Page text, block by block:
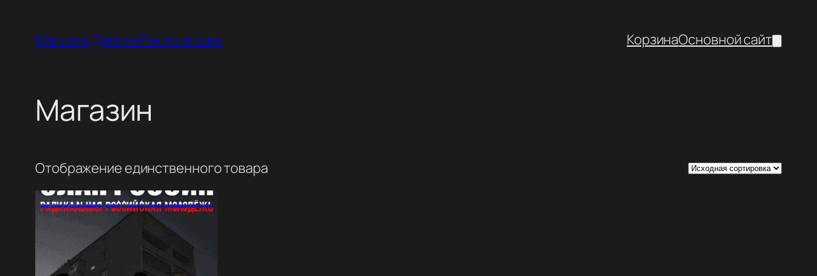
содержимому
Магазин Данила Пистолетова КорзинаОсновной сайт
Магазин
Отображение единственного товара